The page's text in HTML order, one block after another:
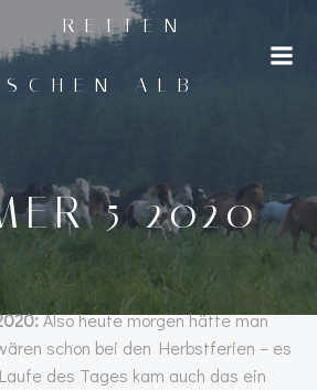
Inhalt
- REITEN
ALB
5 2020
Also heute morgen hätte man
schon bei den Herbstferien – es
des Tages kam auch das ein